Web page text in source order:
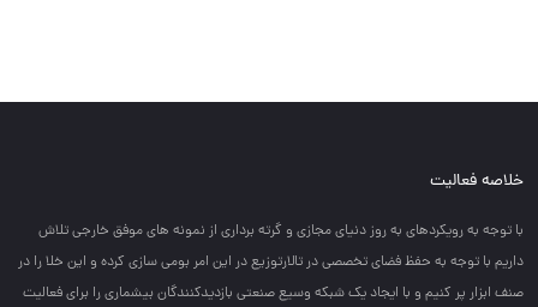
خلاصه فعالیت
با توجه به رويكردهاي به روز دنياي مجازي و گرته برداري از نمونه هاي موفق خارجي تلاش
داريم با توجه به حفظ فضاي تخصصي در تالارتوزيع در اين امر بومي سازي كرده و اين خلا را در
صنف ابزار پر كنيم و با ايجاد يك شبكه وسيع صنعتي بازديدكنندگان بيشماري را براي فعاليت